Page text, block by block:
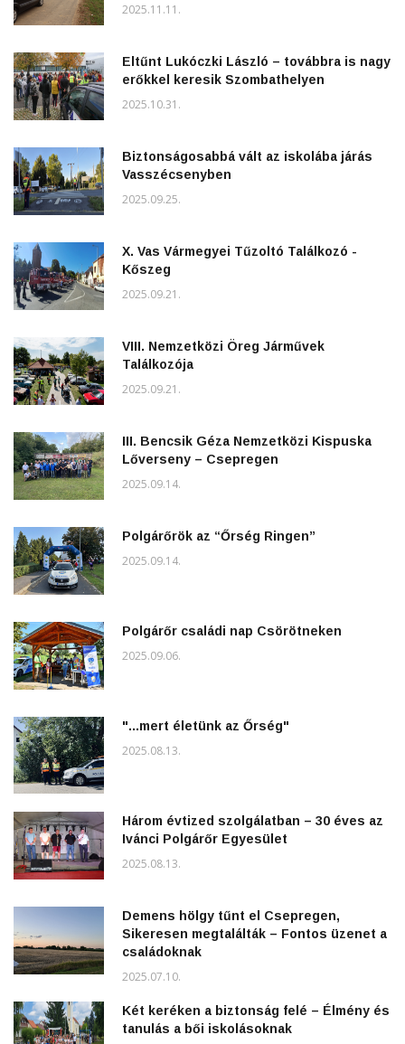
2025.11.11.
Eltűnt Lukóczki László – továbbra is nagy
erőkkel keresik Szombathelyen
2025.10.31.
Biztonságosabbá vált az iskolába járás
Vasszécsenyben
2025.09.25.
X. Vas Vármegyei Tűzoltó Találkozó -
Kőszeg
2025.09.21.
VIII. Nemzetközi Öreg Járművek
Találkozója
2025.09.21.
III. Bencsik Géza Nemzetközi Kispuska
Lőverseny – Csepregen
2025.09.14.
Polgárőrök az “Őrség Ringen”
2025.09.14.
Polgárőr családi nap Csörötneken
2025.09.06.
"...mert életünk az Őrség"
2025.08.13.
Három évtized szolgálatban – 30 éves az
Ivánci Polgárőr Egyesület
2025.08.13.
Demens hölgy tűnt el Csepregen,
Sikeresen megtalálták – Fontos üzenet a
családoknak
2025.07.10.
Két keréken a biztonság felé – Élmény és
tanulás a bői iskolásoknak